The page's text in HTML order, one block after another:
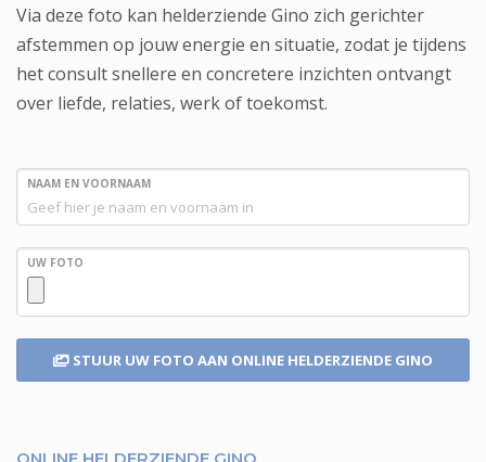
Via deze foto kan helderziende Gino zich gerichter
afstemmen op jouw energie en situatie, zodat je tijdens
het consult snellere en concretere inzichten ontvangt
over liefde, relaties, werk of toekomst.
NAAM EN VOORNAAM
UW FOTO
STUUR UW FOTO AAN ONLINE HELDERZIENDE GINO